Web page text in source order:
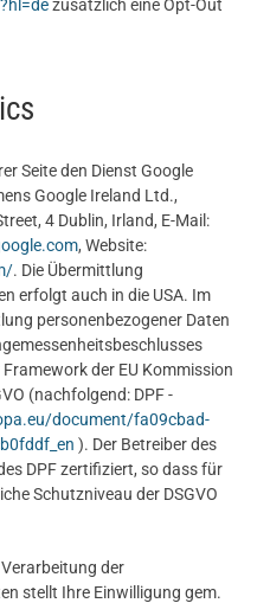
zusätzlich eine Opt-Out
Seite den Dienst Google
Google Ireland Ltd.,
4 Dublin, Irland, E-Mail:
, Website:
. Die Übermittlung
erfolgt auch in die USA. Im
personenbezogener Daten
der EU Kommission
(nachfolgend: DPF -
document/fa09cbad-
). Der Betreiber des
DPF zertifiziert, so dass für
Schutzniveau der DSGVO
der
stellt Ihre Einwilligung gem.